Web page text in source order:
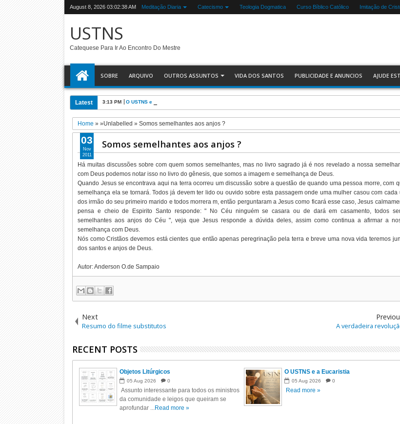
August 8, 2026 03:02:38 AM Meditação Diaria Catecismo Teologia Dogmatica Curso Bíblico Católico Imitação de
USTNS
Catequese Para Ir Ao Encontro Do Mestre
SOBRE ARQUIVO OUTROS ASSUNTOS VIDA DOS SANTOS PUBLICIDADE E ANUNCIOS AJUDE
Latest 3:13 PM O USTNS e a Eucaristia
Home » »Unlabelled »Somos semelhantes aos anjos ?
Somos semelhantes aos anjos ?
Há muitas discussões sobre com quem somos semelhantes, mas no livro sagrado já é nos revelado a nossa
com Deus podemos notar isso no livro do gênesis, que somos a imagem e semelhança de Deus.
Quando Jesus se encontrava aqui na terra ocorreu um discussão sobre a questão de quando uma pessoa morre, com
semelhança ela se tornará. Todos já devem ter lido ou ouvido sobre esta passagem onde uma mulher casou com cada
dos irmão do seu primeiro marido e todos morrera m, então perguntaram a Jesus como ficará esse caso, Jesus
pensa e cheio de Espirito Santo responde: " No Céu ninguém se casara ou de dará em casamento, todos
semelhantes aos anjos do Céu ", veja que Jesus responde a dúvida deles, assim como continua a afirmar a
semelhança com Deus.
Nós como Cristãos devemos está cientes que então apenas peregrinação pela terra e breve uma nova vida teremos
dos santos e anjos de Deus.
Autor: Anderson O.de Sampaio
03
Nov
2011
Next
Resumo do filme substitutos A verdadeira
RECENT POSTS
Objetos Litúrgicos
05 Aug 2026 0
Assunto interessante para todos os ministros
da comunidade e leigos que queiram se
aprofundar ...Read more »
O USTNS e a Eucaristia
05 Aug 2026 0
Read more »